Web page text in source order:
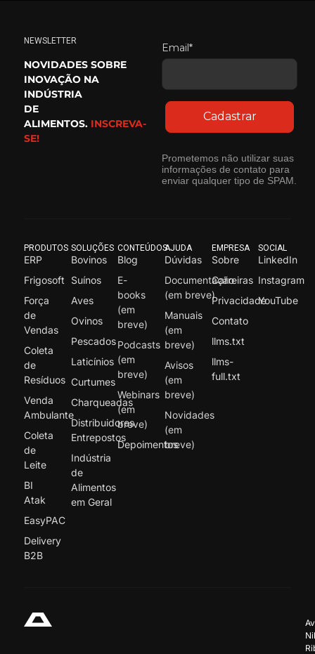
NEWSLETTER
NOVIDADES SOBRE
INOVAÇÃO NA
INDÚSTRIA
DE
ALIMENTOS. INSCREVA-
SE!
Email*
Cadastrar
Prometemos não utilizar suas
informações de contato para
enviar qualquer tipo de SPAM.
PRODUTOS
ERP
Frigosoft
Força
de
Vendas
Coleta
de
Resíduos
Venda
Ambulante
Coleta
de
Leite
BI
Atak
EasyPAC
Delivery
B2B
SOLUÇÕES
Bovinos
Suínos
Aves
Ovinos
Pescados
Laticínios
Curtumes
Charqueadas
Distribuidores
Entrepostos
Indústria
de
Alimentos
em Geral
CONTEÚDOS
Blog
E-
books
(em
breve)
Podcasts
(em
breve)
Webinars
(em
breve)
Depoimentos
AJUDA
Dúvidas
Documentação
(em breve)
Manuais
(em
breve)
Avisos
(em
breve)
Novidades
(em
breve)
EMPRESA
Sobre
Carreiras
Privacidade
Contato
llms.txt
llms-
full.txt
SOCIAL
LinkedIn
Instagram
YouTube